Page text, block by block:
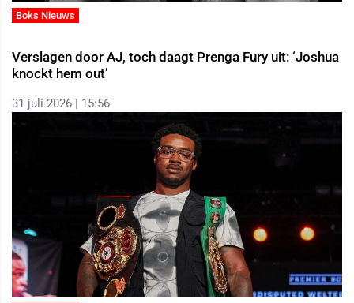
Boks Nieuws
Verslagen door AJ, toch daagt Prenga Fury uit: ‘Joshua
knockt hem out’
31 juli 2026 | 15:56